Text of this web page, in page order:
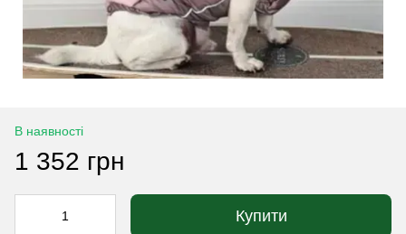
В наявності
1 352 грн
Купити